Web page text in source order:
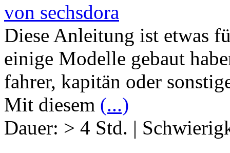
von sechsdora
Diese Anleitung ist etwas
einige Modelle gebaut
fahrer, kapitän oder
Mit diesem (...)
Dauer: > 4 Std. |